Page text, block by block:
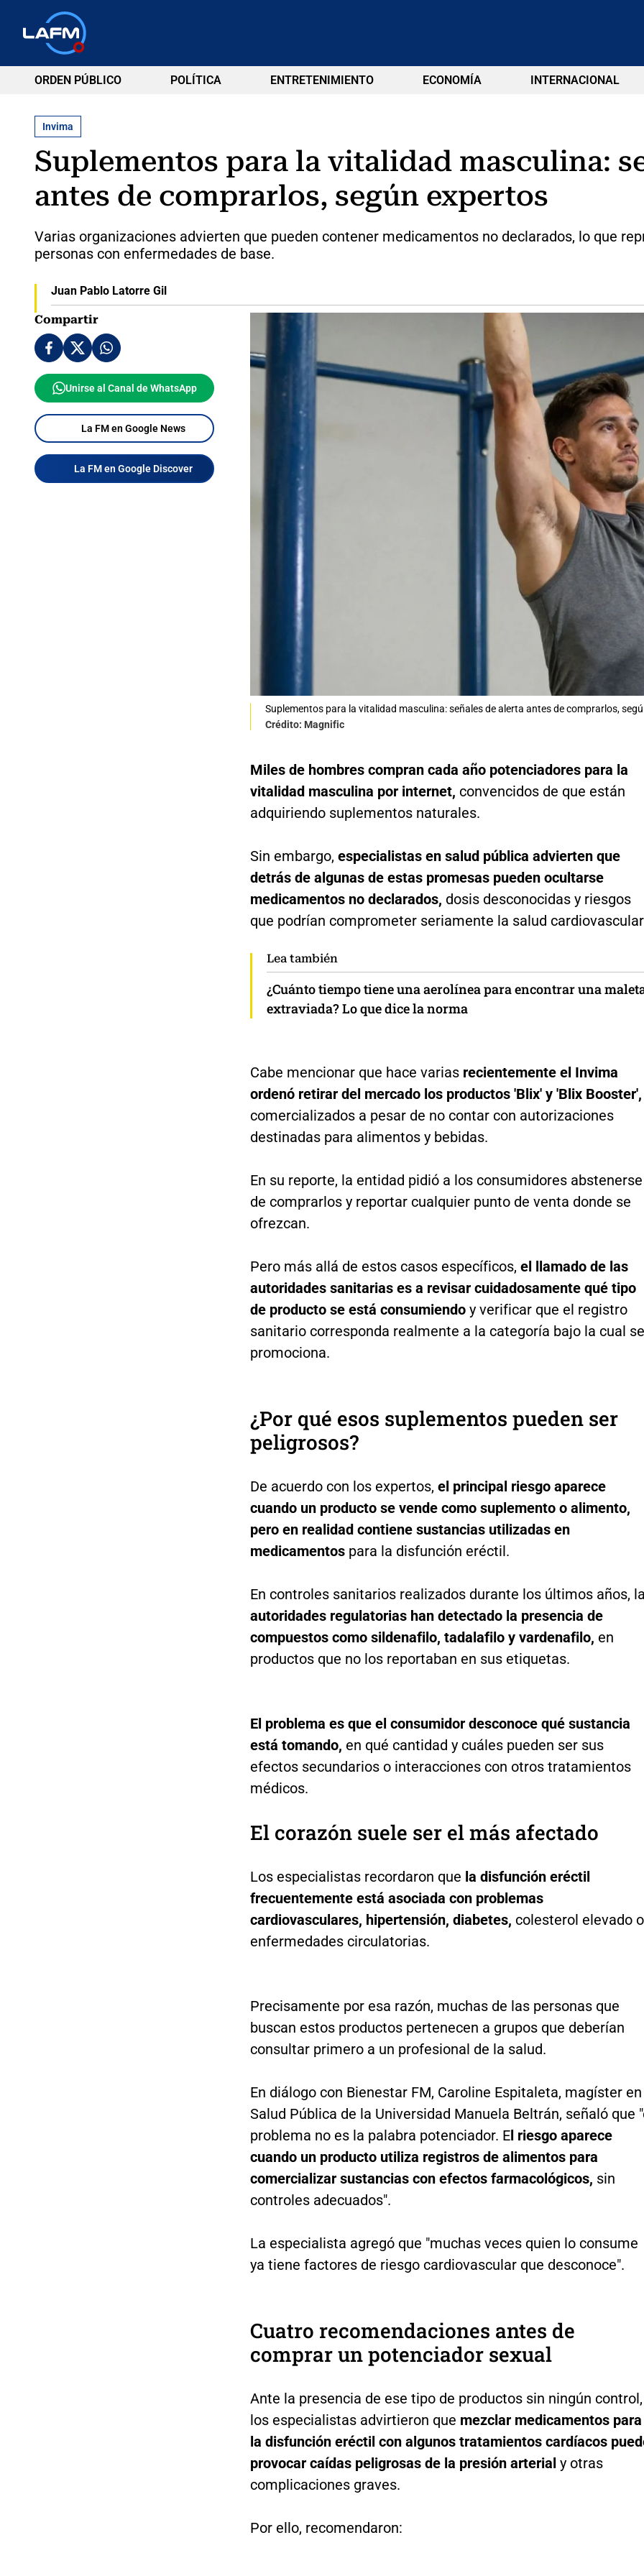
ORDEN PÚBLICO POLÍTICA ENTRETENIMIENTO ECONOMÍA INTERNACIONAL
Invima
Suplementos para la vitalidad masculina:
antes de comprarlos, según expertos
Varias organizaciones advierten que pueden contener medicamentos no declarados, lo que
personas con enfermedades de base.
Juan Pablo Latorre Gil
Compartir
Unirse al Canal de WhatsApp
La FM en Google News
La FM en Google Discover
Suplementos para la vitalidad masculina: señales de alerta antes de comprarlos,
Crédito: Magnific
Miles de hombres compran cada año potenciadores para la
vitalidad masculina por internet, convencidos de que están
adquiriendo suplementos naturales.
Sin embargo, especialistas en salud pública advierten que
detrás de algunas de estas promesas pueden ocultarse
medicamentos no declarados, dosis desconocidas y riesgos
que podrían comprometer seriamente la salud
Lea también
¿Cuánto tiempo tiene una aerolínea para encontrar una
extraviada? Lo que dice la norma
Cabe mencionar que hace varias recientemente el Invima
ordenó retirar del mercado los productos 'Blix' y 'Blix Booster',
comercializados a pesar de no contar con autorizaciones
destinadas para alimentos y bebidas.
En su reporte, la entidad pidió a los consumidores abstenerse
de comprarlos y reportar cualquier punto de venta donde se
ofrezcan.
Pero más allá de estos casos específicos, el llamado de las
autoridades sanitarias es a revisar cuidadosamente qué tipo
de producto se está consumiendoy verificar que el registro
sanitario corresponda realmente a la categoría bajo la cual se
promociona.
¿Por qué esos suplementos pueden ser
peligrosos?
De acuerdo con los expertos, el principal riesgo aparece
cuando un producto se vende como suplemento o alimento,
pero en realidad contiene sustancias utilizadas en
medicamentospara la disfunción eréctil.
En controles sanitarios realizados durante los últimos años,
autoridades regulatorias han detectado la presencia de
compuestos como sildenafilo, tadalafilo y vardenafilo, en
productos que no los reportaban en sus etiquetas.
El problema es que el consumidor desconoce qué sustancia
está tomando, en qué cantidad y cuáles pueden ser sus
efectos secundarios o interacciones con otros tratamientos
médicos.
El corazón suele ser el más afectado
Los especialistas recordaron que la disfunción eréctil
frecuentemente está asociada con problemas
cardiovasculares, hipertensión, diabetes, colesterol elevado o
enfermedades circulatorias.
Precisamente por esa razón, muchas de las personas que
buscan estos productos pertenecen a grupos que deberían
consultar primero a un profesional de la salud.
En diálogo con Bienestar FM, Caroline Espitaleta, magíster en
Salud Pública de la Universidad Manuela Beltrán, señaló que
problema no es la palabra potenciador. El riesgo aparece
cuando un producto utiliza registros de alimentos para
comercializar sustancias con efectos farmacológicos, sin
controles adecuados".
La especialista agregó que "muchas veces quien lo consume
ya tiene factores de riesgo cardiovascular que desconoce".
Cuatro recomendaciones antes de
comprar un potenciador sexual
Ante la presencia de ese tipo de productos sin ningún control,
los especialistas advirtieron que mezclar medicamentos para
la disfunción eréctil con algunos tratamientos cardíacos
provocar caídas peligrosas de la presión arterial y otras
complicaciones graves.
Por ello, recomendaron: